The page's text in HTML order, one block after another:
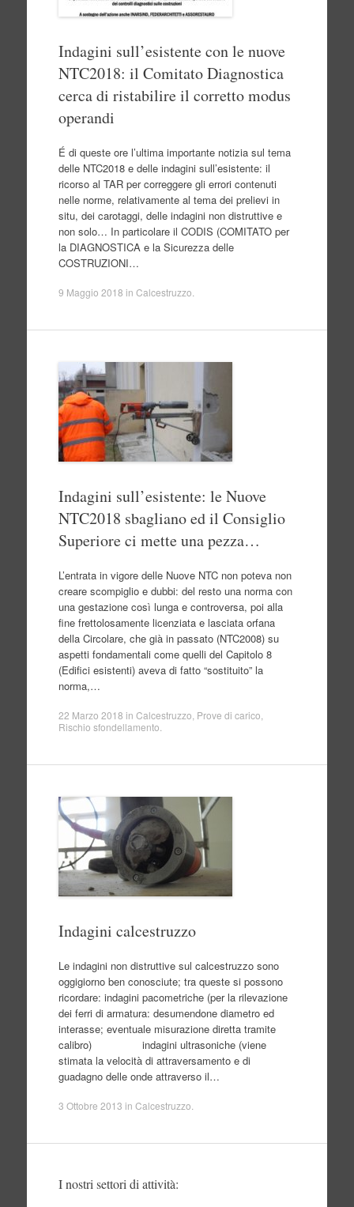
Indagini sull’esistente con le nuove
NTC2018: il Comitato Diagnostica
cerca di ristabilire il corretto modus
operandi
É di queste ore l’ultima importante notizia sul tema
delle NTC2018 e delle indagini sull’esistente: il
ricorso al TAR per correggere gli errori contenuti
nelle norme, relativamente al tema dei prelievi in
situ, dei carotaggi, delle indagini non distruttive e
non solo… In particolare il CODIS (COMITATO per
la DIAGNOSTICA e la Sicurezza delle
COSTRUZIONI…
9 Maggio 2018 in Calcestruzzo
Indagini sull’esistente: le Nuove
NTC2018 sbagliano ed il Consiglio
Superiore ci mette una pezza…
L’entrata in vigore delle Nuove NTC non poteva non
creare scompiglio e dubbi: del resto una norma con
una gestazione così lunga e controversa, poi alla
fine frettolosamente licenziata e lasciata orfana
della Circolare, che già in passato (NTC2008) su
aspetti fondamentali come quelli del Capitolo 8
(Edifici esistenti) aveva di fatto “sostituito” la
norma,…
22 Marzo 2018 in Calcestruzzo Prove di carico
Rischio sfondellamento
Indagini calcestruzzo
Le indagini non distruttive sul calcestruzzo sono
oggigiorno ben conosciute; tra queste si possono
ricordare: indagini pacometriche (per la rilevazione
dei ferri di armatura: desumendone diametro ed
interasse; eventuale misurazione diretta tramite
calibro) indagini ultrasoniche (viene
stimata la velocità di attraversamento e di
guadagno delle onde attraverso il…
3 Ottobre 2013 in Calcestruzzo
I nostri settori di attività: